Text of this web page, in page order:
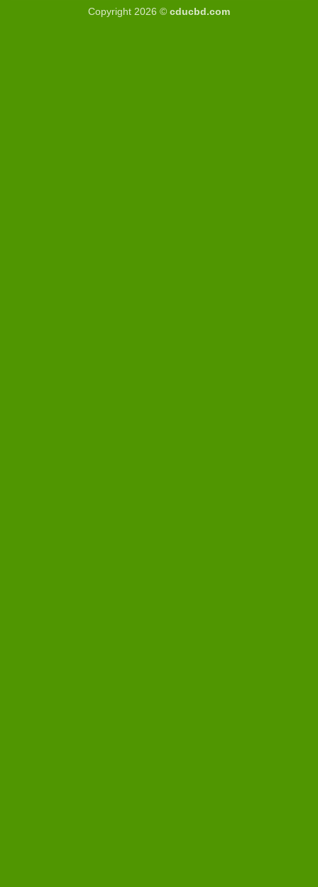
Copyright 2026 © cducbd.com